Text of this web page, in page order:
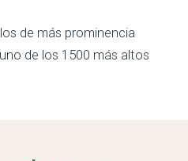
de más prominencia
de los 1500 más altos